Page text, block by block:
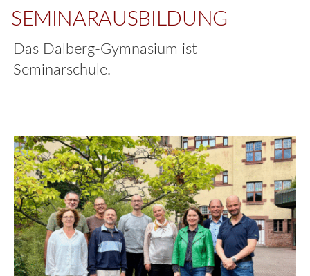
SEMINARAUSBILDUNG
Das Dalberg-Gymnasium ist
Seminarschule.